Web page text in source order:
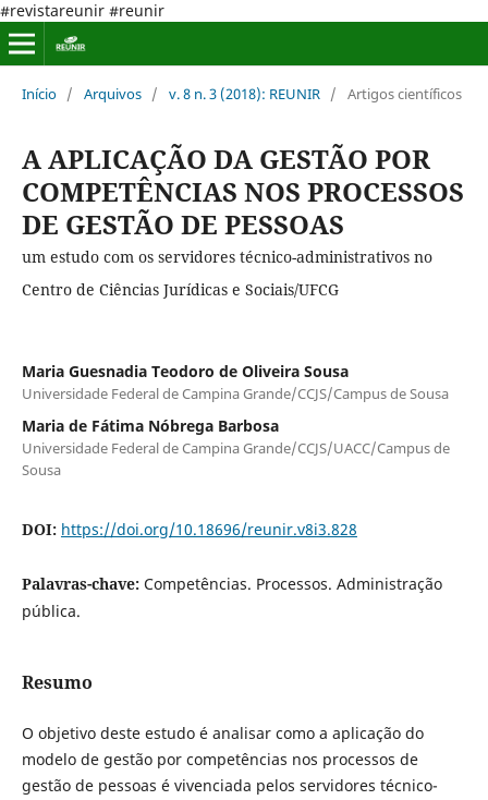
#revistareunir #reunir
Início / Arquivos / v. 8 n. 3 (2018): REUNIR / Artigos científicos
A APLICAÇÃO DA GESTÃO POR
COMPETÊNCIAS NOS PROCESSOS
DE GESTÃO DE PESSOAS
um estudo com os servidores técnico-administrativos no
Centro de Ciências Jurídicas e Sociais/UFCG
Maria Guesnadia Teodoro de Oliveira Sousa
Universidade Federal de Campina Grande/CCJS/Campus de Sousa
Maria de Fátima Nóbrega Barbosa
Universidade Federal de Campina Grande/CCJS/UACC/Campus de
Sousa
DOI: https://doi.org/10.18696/reunir.v8i3.828
Palavras-chave: Competências. Processos. Administração
pública.
Resumo
O objetivo deste estudo é analisar como a aplicação do
modelo de gestão por competências nos processos de
gestão de pessoas é vivenciada pelos servidores técnico-